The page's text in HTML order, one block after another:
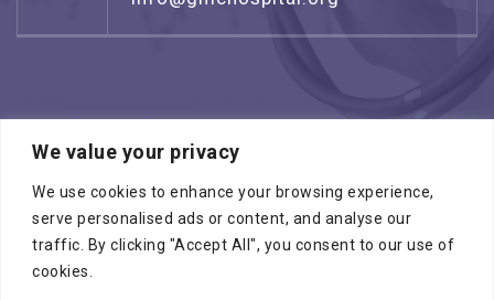
We value your privacy
We use cookies to enhance your browsing experience,
serve personalised ads or content, and analyse our
traffic. By clicking "Accept All", you consent to our use of
cookies.
Режим работы: воскресенье -четверг
08:00 - 17:00